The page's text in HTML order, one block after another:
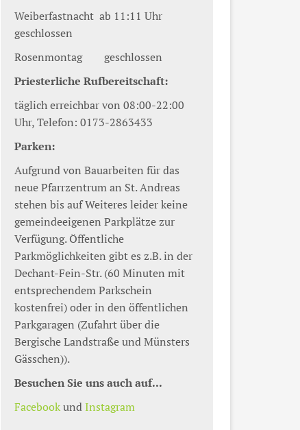
Weiberfastnacht ab 11:11 Uhr
geschlossen
Rosenmontag geschlossen
Priesterliche Rufbereitschaft:
täglich erreichbar von 08:00-22:00
Uhr, Telefon: 0173-2863433
Parken:
Aufgrund von Bauarbeiten für das
neue Pfarrzentrum an St. Andreas
stehen bis auf Weiteres leider keine
gemeindeeigenen Parkplätze zur
Verfügung. Öffentliche
Parkmöglichkeiten gibt es z.B. in der
Dechant-Fein-Str. (60 Minuten mit
entsprechendem Parkschein
kostenfrei) oder in den öffentlichen
Parkgaragen (Zufahrt über die
Bergische Landstraße und Münsters
Gässchen)).
Besuchen Sie uns auch auf...
Facebookund Instagram